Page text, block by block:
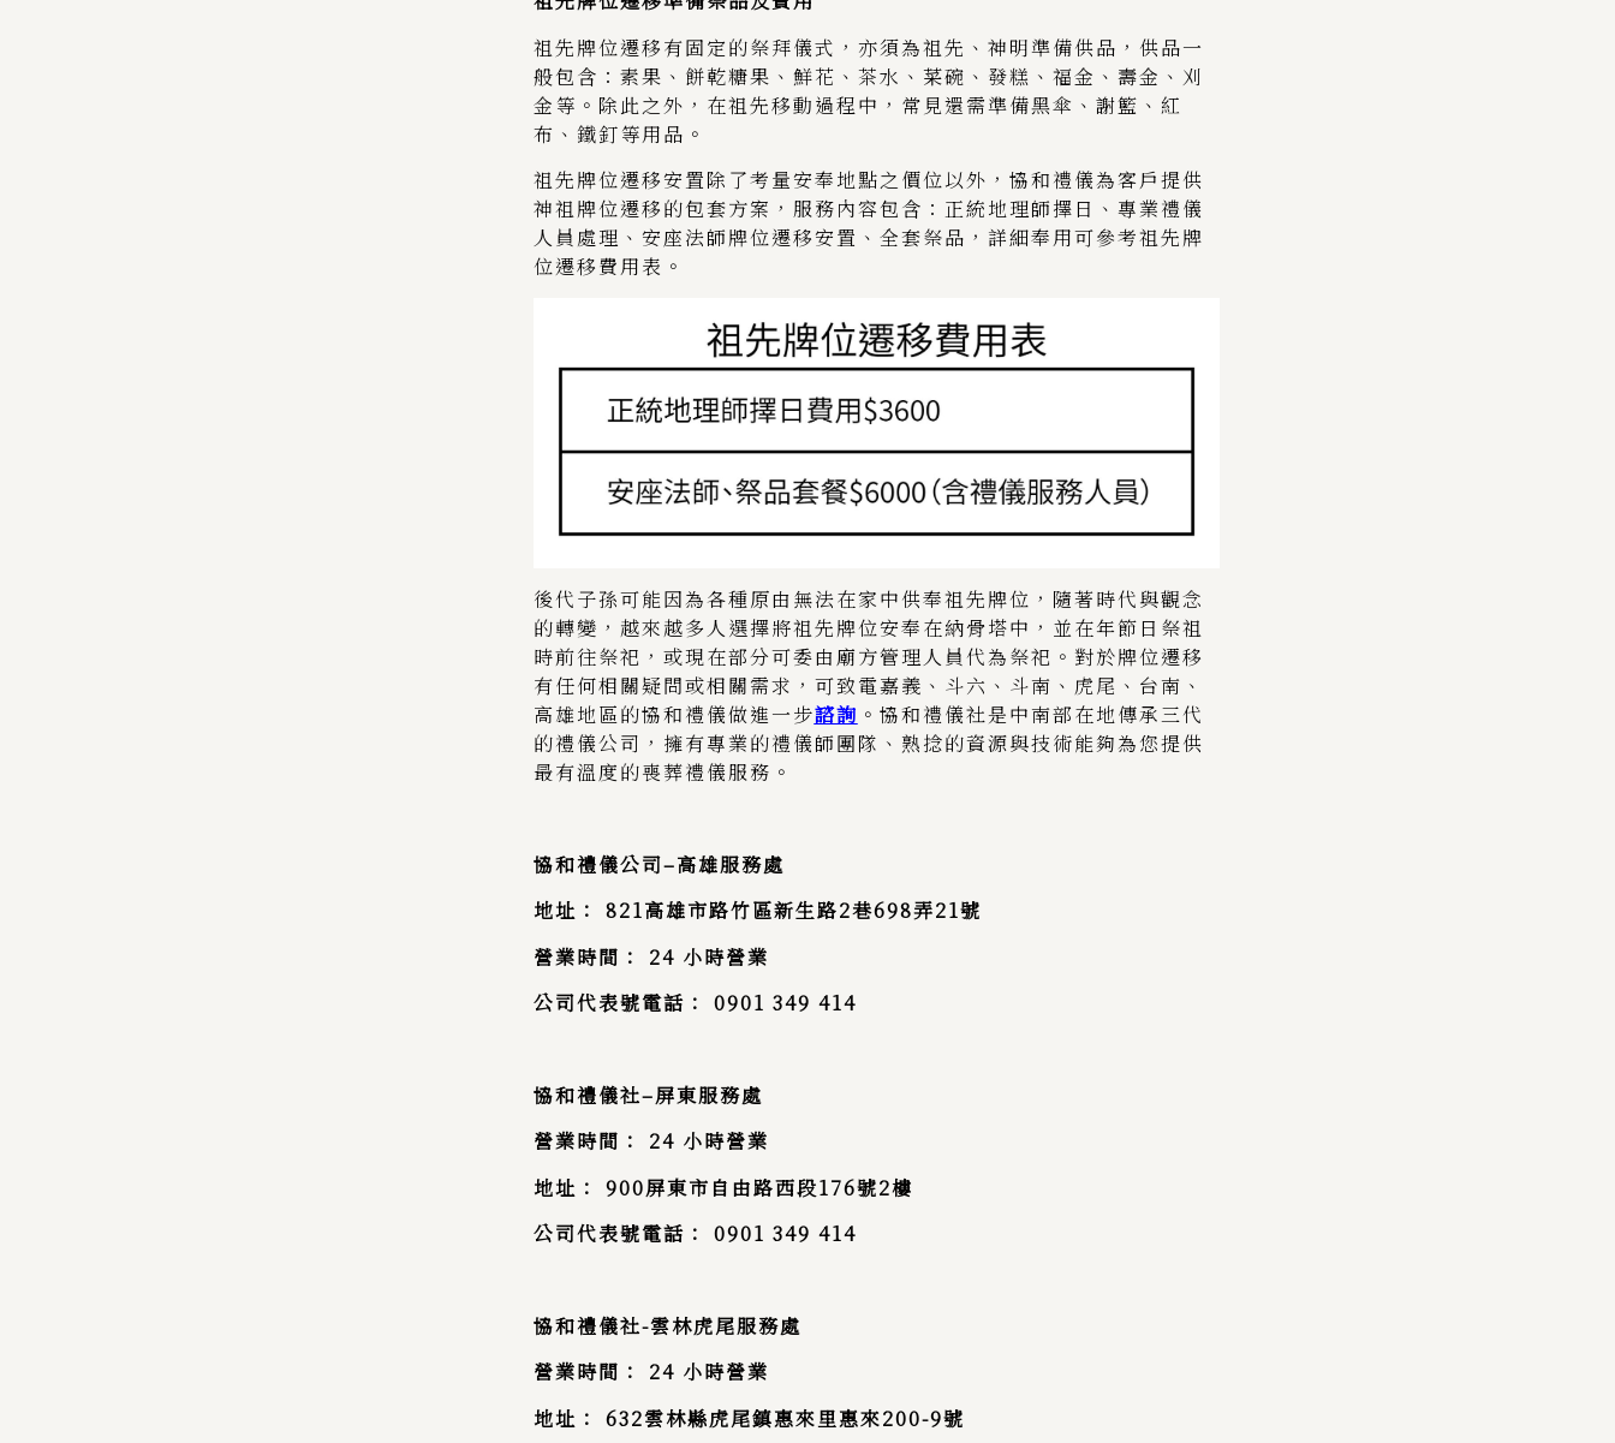
祖先牌位遷移有固定的祭拜儀式，亦須為祖先、神明準備供品，供品一
般包含：素果、餅乾糖果、鮮花、茶水、菜碗、發糕、福金、壽金、刈
金等。除此之外，在祖先移動過程中，常見還需準備黑傘、謝籃、紅
布、鐵釘等用品。
祖先牌位遷移安置除了考量安奉地點之價位以外，協和禮儀為客戶提供
神祖牌位遷移的包套方案，服務內容包含：正統地理師擇日、專業禮儀
人員處理、安座法師牌位遷移安置、全套祭品，詳細奉用可參考祖先牌
位遷移費用表。
後代子孫可能因為各種原由無法在家中供奉祖先牌位，隨著時代與觀念
的轉變，越來越多人選擇將祖先牌位安奉在納骨塔中，並在年節日祭祖
時前往祭祀，或現在部分可委由廟方管理人員代為祭祀。對於牌位遷移
有任何相關疑問或相關需求，可致電嘉義、斗六、斗南、虎尾、台南、
高雄地區的協和禮儀做進一步諮詢 。協和禮儀社是中南部在地傳承三代
的禮儀公司，擁有專業的禮儀師團隊、熟捻的資源與技術能夠為您提供
最有溫度的喪葬禮儀服務。
協和禮儀公司–高雄服務處
地址：
821高雄市路竹區新生路2巷698弄21號
營業時間：
24 小時營業
公司代表號電話：
0901 349 414
協和禮儀社–屏東服務處
營業時間：
24 小時營業
地址： 900屏東市自由路西段176號2樓
公司代表號電話：
0901 349 414
協和禮儀社-雲林虎尾服務處
營業時間：
24 小時營業
地址：
632雲林縣虎尾鎮惠來里惠來200-9號